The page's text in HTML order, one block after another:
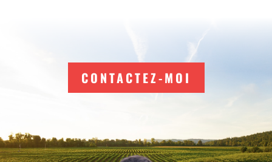
CONTACTEZ-MOI